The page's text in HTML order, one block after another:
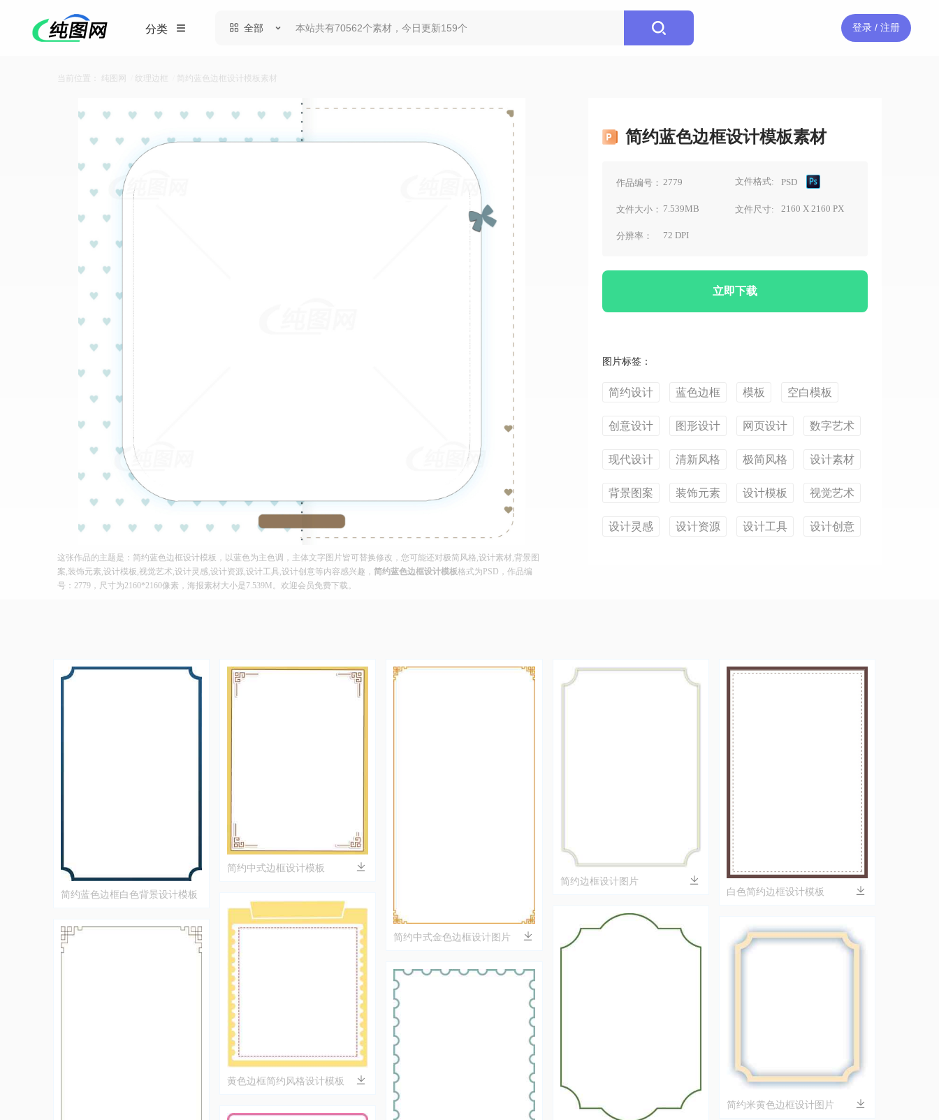
分类 全部 登录 / 注册
当前位置： 纯图网 纹理边框 简约蓝色边框设计模板素材
简约蓝色边框设计模板素材
作品编号： 2779 文件格式: PSD
文件大小： 7.539MB 文件尺寸: 2160 X 2160 PX
分辨率： 72 DPI
立即下载
图片标签：
简约设计 蓝色边框 模板 空白模板
创意设计 图形设计 网页设计 数字艺术
现代设计 清新风格 极简风格 设计素材
背景图案 装饰元素 设计模板 视觉艺术
设计灵感 设计资源 设计工具 设计创意
这张作品的主题是：简约蓝色边框设计模板，以蓝色为主色调，主体文字图片皆可替换修改，您可能还对极简风格,设计素材,背景图
案,装饰元素,设计模板,视觉艺术,设计灵感,设计资源,设计工具,设计创意等内容感兴趣， 简约蓝色边框设计模板格式为PSD，作品编
号：2779，尺寸为2160*2160像素，海报素材大小是7.539M。欢迎会员免费下载。
简约蓝色边框白色背景设计模板
简约中式边框设计模板
黄色边框简约风格设计模板
简约中式金色边框设计图片
简约边框设计图片
白色简约边框设计模板
简约米黄色边框设计图片